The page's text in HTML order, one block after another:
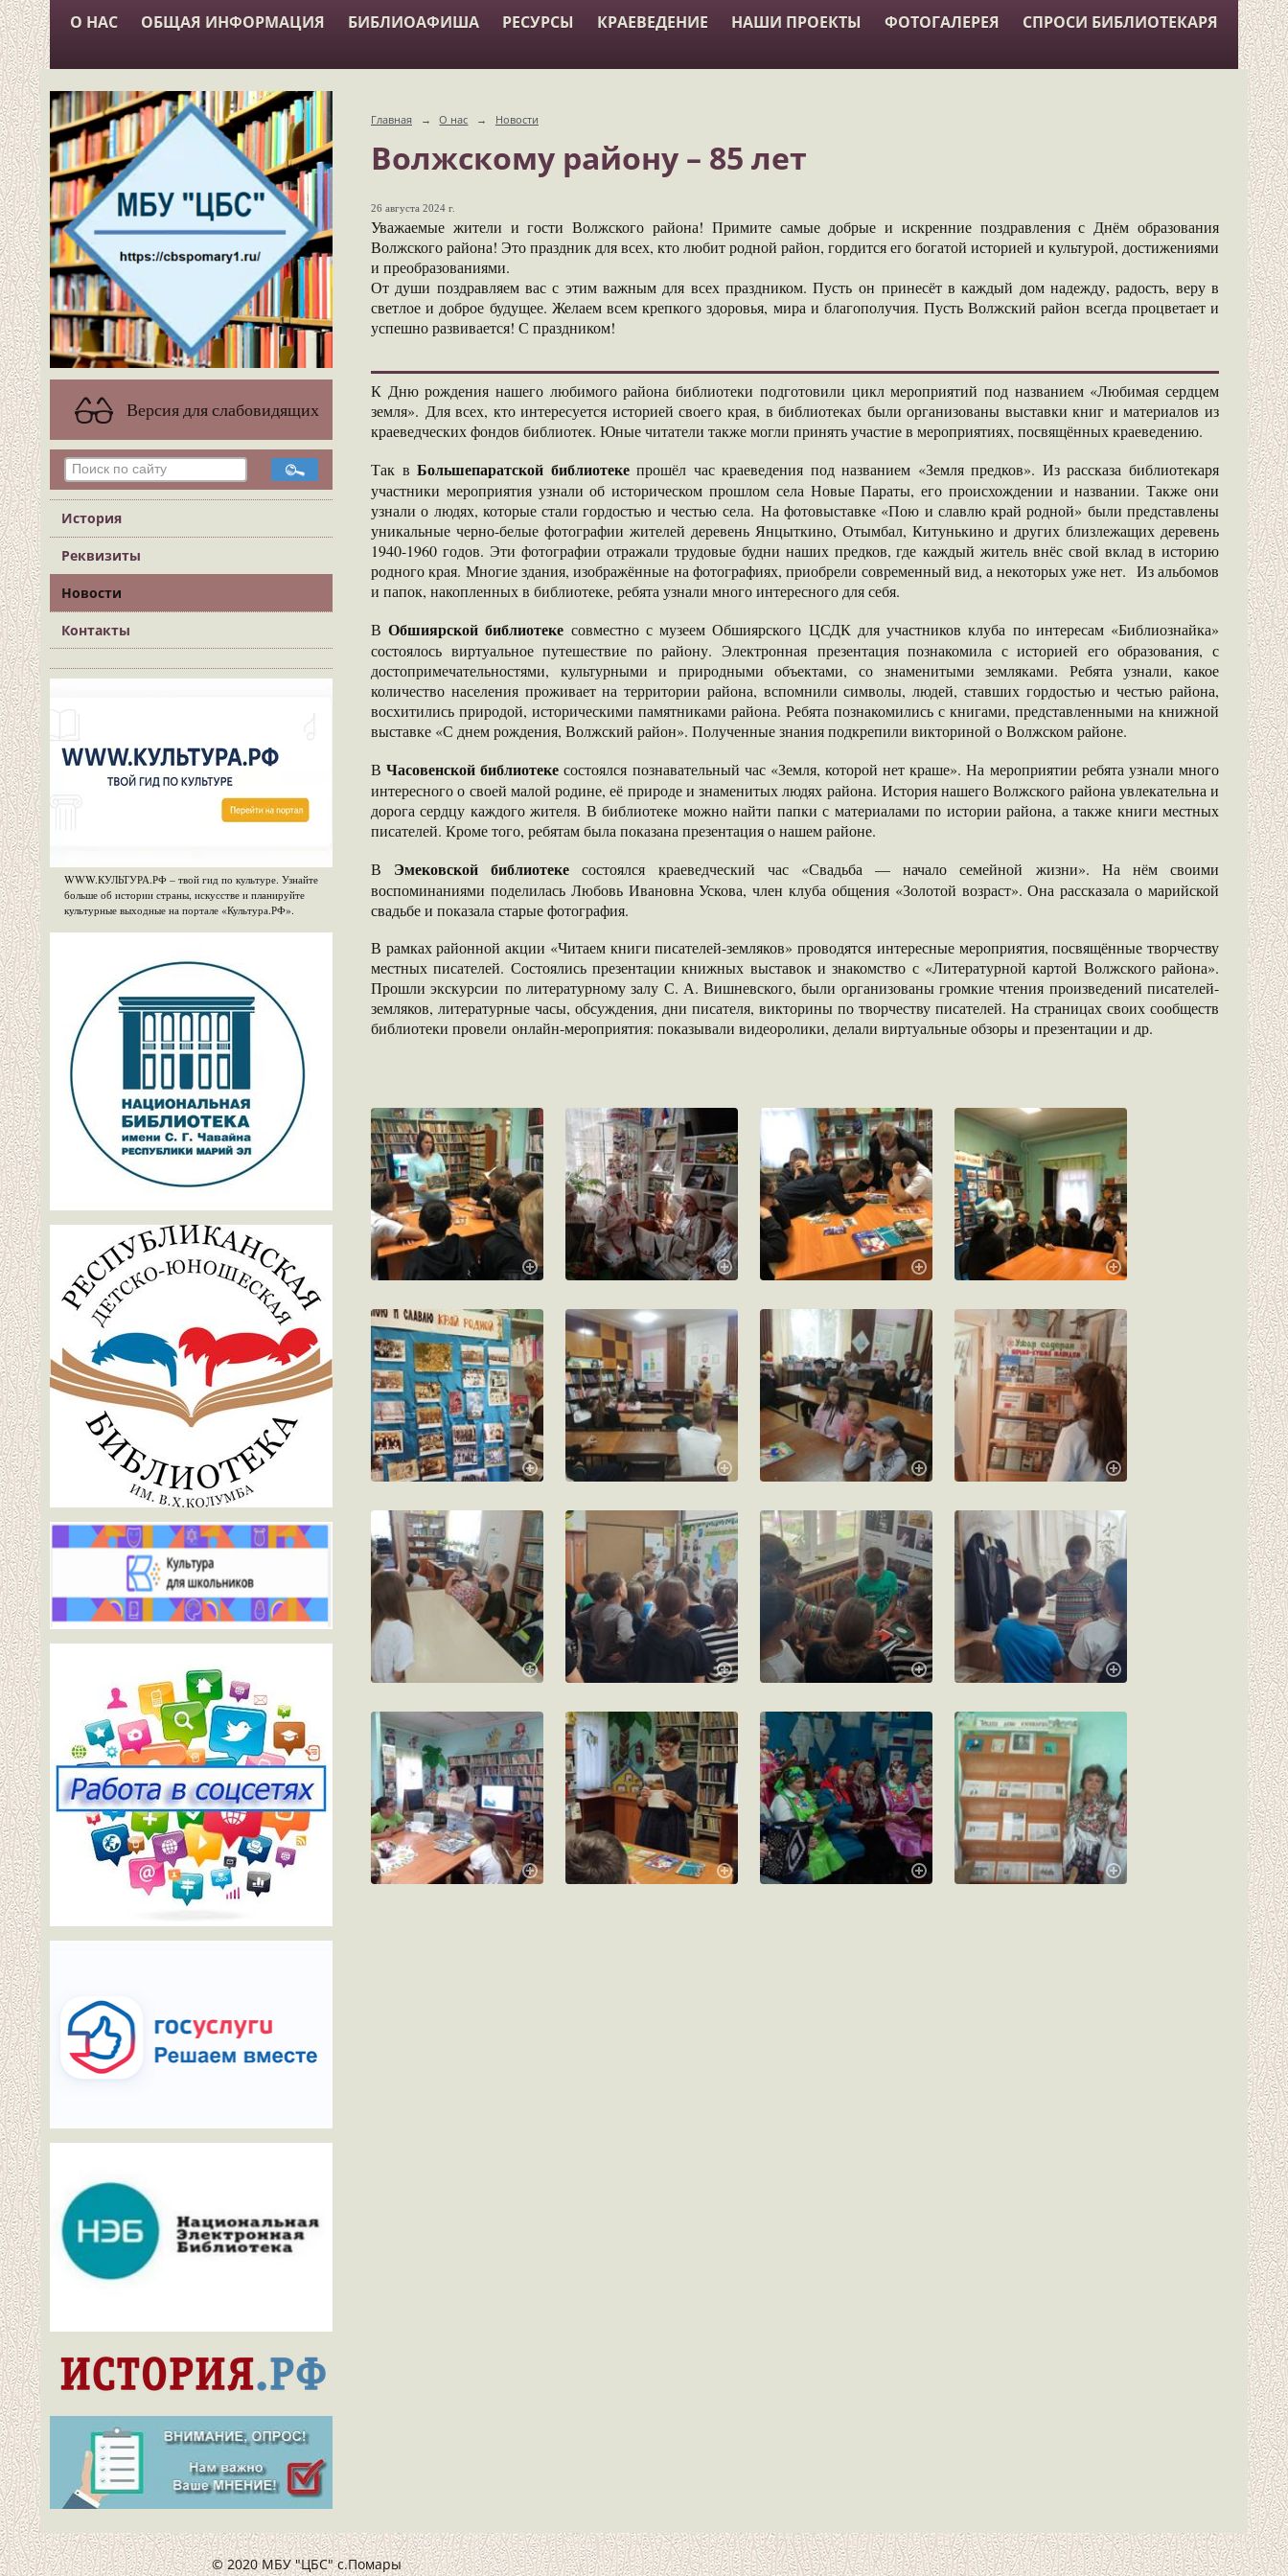
О НАС ОБЩАЯ ИНФОРМАЦИЯ БИБЛИОАФИША РЕСУРСЫ КРАЕВЕДЕНИЕ НАШИ ПРОЕКТЫ ФОТОГАЛЕРЕЯ СПРОСИ БИБЛИОТЕКАРЯ
Версия для слабовидящих
История
Реквизиты
Новости
Контакты
WWW.КУЛЬТУРА.РФ – твой гид по культуре. Узнайте
больше об истории страны, искусстве и планируйте
культурные выходные на портале «Культура.РФ».
Главная → О нас → Новости
Волжскому району – 85 лет
26 августа 2024 г.
Уважаемые жители и гости Волжского района! Примите самые добрые и искренние поздравления с Днём образования
Волжского района! Это праздник для всех, кто любит родной район, гордится его богатой историей и культурой, достижениями
и преобразованиями.
От души поздравляем вас с этим важным для всех праздником. Пусть он принесёт в каждый дом надежду, радость, веру в
светлое и доброе будущее. Желаем всем крепкого здоровья, мира и благополучия. Пусть Волжский район всегда процветает и
успешно развивается! С праздником!
К Дню рождения нашего любимого района библиотеки подготовили цикл мероприятий под названием «Любимая сердцем
земля». Для всех, кто интересуется историей своего края, в библиотеках были организованы выставки книг и материалов из
краеведческих фондов библиотек. Юные читатели также могли принять участие в мероприятиях, посвящённых краеведению.
Так вБольшепаратской библиотекепрошёл час краеведения под названием «Земля предков». Из рассказа библиотекаря
участники мероприятия узнали об историческом прошлом села Новые Параты, его происхождении и названии. Также они
узнали о людях, которые стали гордостью и честью села. На фотовыставке «Пою и славлю край родной» были представлены
уникальные черно-белые фотографии жителей деревень Янцыткино, Отымбал, Китунькино и других близлежащих деревень
1940-1960 годов. Эти фотографии отражали трудовые будни наших предков, где каждый житель внёс свой вклад в историю
родного края. Многие здания, изображённые на фотографиях, приобрели современный вид, а некоторых уже нет. Из альбомов
и папок, накопленных в библиотеке, ребята узнали много интересного для себя.
В Обшиярской библиотеке совместно с музеем Обшиярского ЦСДК для участников клуба по интересам «Библиознайка»
состоялось виртуальное путешествие по району. Электронная презентация познакомила с историей его образования, с
достопримечательностями, культурными и природными объектами, со знаменитыми земляками. Ребята узнали, какое
количество населения проживает на территории района, вспомнили символы, людей, ставших гордостью и честью района,
восхитились природой, историческими памятниками района. Ребята познакомились с книгами, представленными на книжной
выставке «С днем рождения, Волжский район». Полученные знания подкрепили викториной о Волжском районе.
ВЧасовенской библиотеке состоялся познавательный час «Земля, которой нет краше». На мероприятии ребята узнали много
интересного о своей малой родине, её природе и знаменитых людях района. История нашего Волжского района увлекательна и
дорога сердцу каждого жителя. В библиотеке можно найти папки с материалами по истории района, а также книги местных
писателей. Кроме того, ребятам была показана презентация о нашем районе.
В Эмековской библиотеке состоялся краеведческий час «Свадьба — начало семейной жизни». На нём своими
воспоминаниями поделилась Любовь Ивановна Ускова, член клуба общения «Золотой возраст». Она рассказала о марийской
свадьбе и показала старые фотография.
В рамках районной акции «Читаем книги писателей-земляков» проводятся интересные мероприятия, посвящённые творчеству
местных писателей. Состоялись презентации книжных выставок и знакомство с «Литературной картой Волжского района».
Прошли экскурсии по литературному залу С. А. Вишневского, были организованы громкие чтения произведений писателей-
земляков, литературные часы, обсуждения, дни писателя, викторины по творчеству писателей. На страницах своих сообществ
библиотеки провели онлайн-мероприятия: показывали видеоролики, делали виртуальные обзоры и презентации и др.
© 2020 МБУ "ЦБС" с.Помары